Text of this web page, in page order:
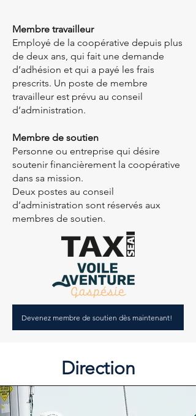
Membre travailleur
Employé de la coopérative depuis plus
de deux ans, qui fait une demande
d’adhésion et qui a payé les frais
prescrits. Un poste de membre
travailleur est prévu au conseil
d’administration.
Membre de soutien
Personne ou entreprise qui désire
soutenir financièrement la coopérative
dans sa mission.
Deux postes au conseil
d’administration sont réservés aux
membres de soutien.
Devenez membre de soutien dès maintenant!
Direction